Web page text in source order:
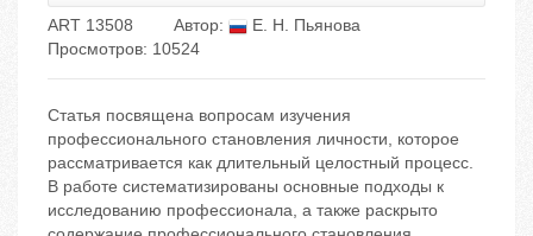
ART 13508 Автор:
Е. Н. Пьянова
Просмотров: 10524
Статья посвящена вопросам изучения
профессионального становления личности, которое
рассматривается как длительный целостный процесс.
В работе систематизированы основные подходы к
исследованию профессионала, а также раскрыто